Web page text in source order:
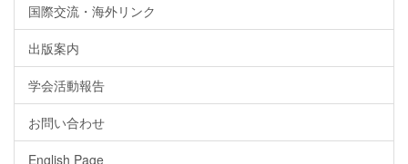
国際交流・海外リンク
出版案内
学会活動報告
お問い合わせ
English Page